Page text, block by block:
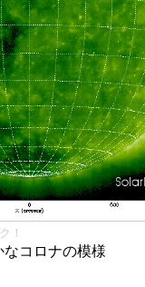
！
コロナの模様